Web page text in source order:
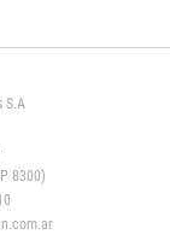
S.A
8300)